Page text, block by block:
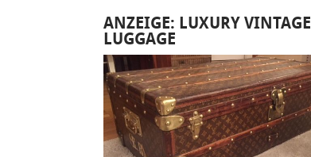
ANZEIGE: LUXURY VINTAGE
LUGGAGE